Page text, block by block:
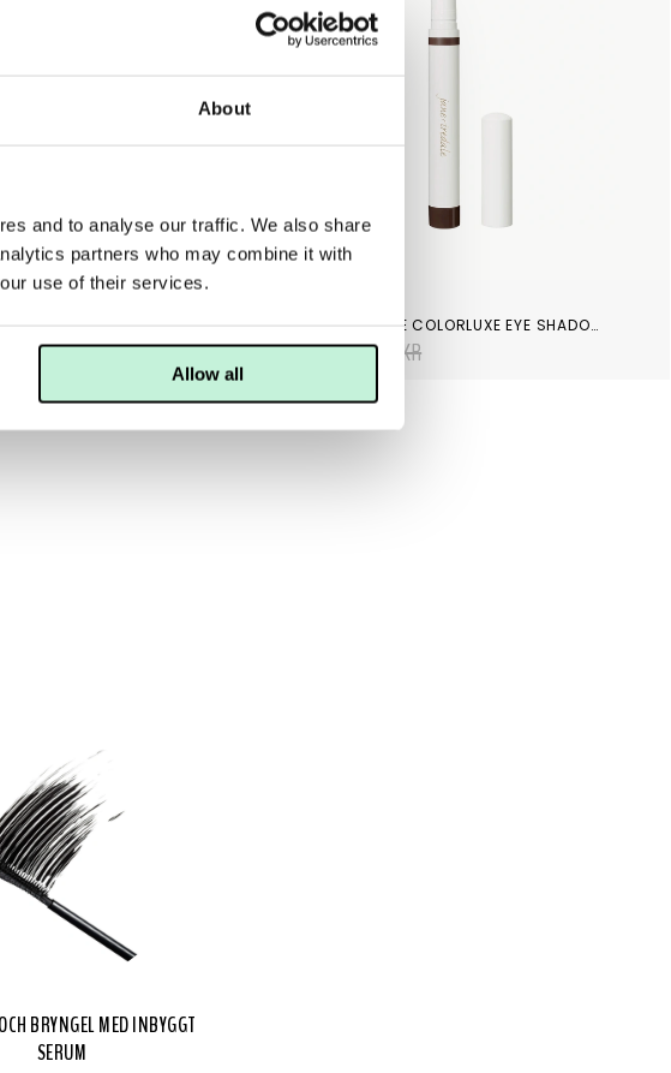
About
and to analyse our traffic. We also share
partners who may combine it with
use of their services.
Allow all
JANE IREDALE LASH FIXATION TUBING MASCARA BLACK
JANE IREDALE COLORLUXE EYE SHADOW STICK AMERICANO
392 KR 435 KR
BRYNGEL MED INBYGGT
SERUM